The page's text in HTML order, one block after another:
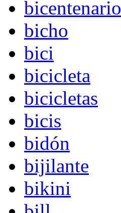
bicentenario
bicho
bici
bicicleta
bicicletas
bicis
bidón
bijilante
bikini